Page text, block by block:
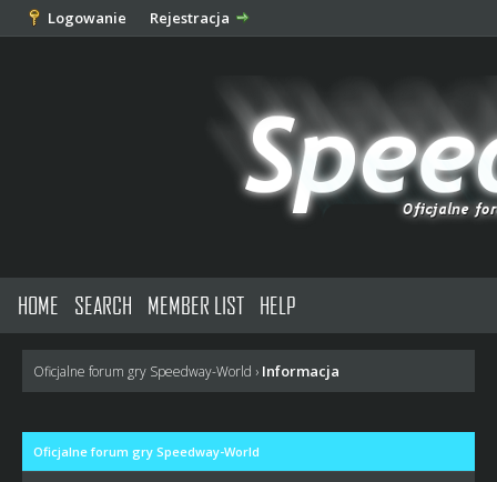
Logowanie Rejestracja
HOME SEARCH MEMBER LIST HELP
Oficjalne forum gry Speedway-World › Informacja
Oficjalne forum gry Speedway-World